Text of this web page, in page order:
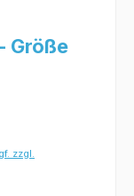
Größe
zzgl.